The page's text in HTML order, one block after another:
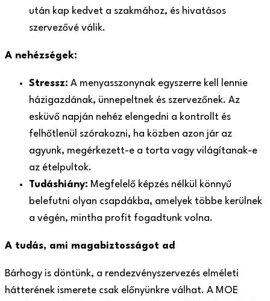
után kap kedvet a szakmához, és hivatásos
szervezővé válik.
A nehézségek:
Stressz: A menyasszonynak egyszerre kell lennie
házigazdának, ünnepeltnek és szervezőnek. Az
esküvő napján nehéz elengedni a kontrollt és
felhőtlenül szórakozni, ha közben azon jár az
agyunk, megérkezett-e a torta vagy világítanak-e
az ételpultok.
Tudáshiány: Megfelelő képzés nélkül könnyű
belefutni olyan csapdákba, amelyek többe kerülnek
a végén, mintha profit fogadtunk volna.
A tudás, ami magabiztosságot ad
Bárhogy is döntünk, a rendezvényszervezés elméleti
hátterének ismerete csak előnyünkre válhat. A MOE